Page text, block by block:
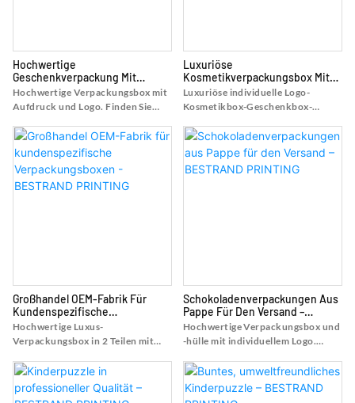
Hochwertige
Geschenkverpackung Mit
Individuellem Logo – BESTRAND
PRINTING
Hochwertige Verpackungsbox mit
Aufdruck und Logo. Finden Sie
Geschenkboxen aus hochwertiger
Verpackungsbox mit Aufdruck
und Logo – Shanghai Bestrand
Printing Technology Co., Ltd
Luxuriöse
Kosmetikverpackungsbox Mit
Individuellem Logo – BESTRAND
PRINTING
Luxuriöse individuelle Logo-
Kosmetikbox-Geschenkbox-
und Preise zur Geschenkbox-Box
von luxuriöse individuelle Logo-
Kosmetikbox-Geschenkbox-
Druckservice - Shanghai Bestrand
Großhandel OEM-Fabrik Für
Kundenspezifische
Verpackungsboxen - BESTRAND
PRINTING
Hochwertige Luxus-
Verpackungsbox in 2 Teilen mit
Details und Preise für
Geschenkboxen aus hochwertiger
Luxus-Verpackungsbox in 2 Teilen
Schokoladenverpackungen Aus
Pappe Für Den Versand –
BESTRAND PRINTING
Hochwertige Verpackungsbox und
-hülle mit individuellem Logo.
Box-Verpackungsboxen aus
hochwertiger Verpackungsbox
und -hülle mit individuellem Logo –